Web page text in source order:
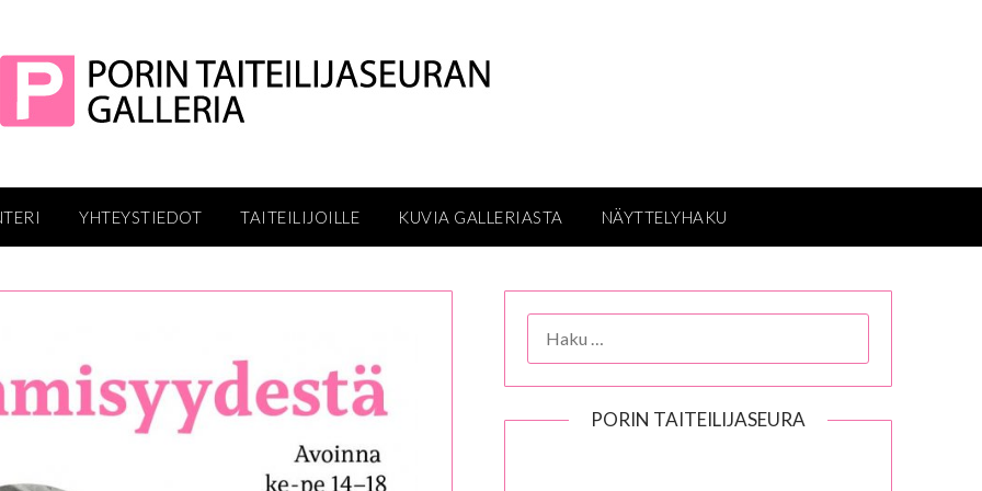
YHTEYSTIEDOT TAITEILIJOILLE KUVIA GALLERIASTA NÄYTTELYHAKU
PORIN TAITEILIJASEURA